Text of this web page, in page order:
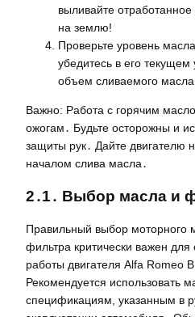
выливайте
на землю!
Проверьте уровень
убедитесь в его
объем сливаемого
Важно: Работа с горячим
ожогам․ Будьте осторожны и
защиты рук․ Дайте двигателю
началом слива масла․
2․1․ Выбор масла и
Правильный выбор моторного
фильтра критически важен
работы двигателя Alfa Romeo
Рекомендуется использовать
спецификациям, указанным в